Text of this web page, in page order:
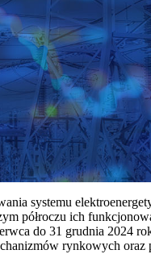
systemu
półroczu ich
do 31 grudnia 2024
rynkowych oraz